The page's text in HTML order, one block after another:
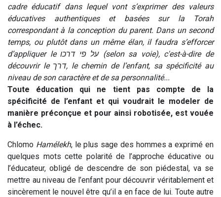
cadre éducatif dans lequel vont s’exprimer des valeurs
éducatives authentiques et basées sur la Torah
correspondant à la conception du parent. Dans un second
temps, ou plutôt dans un même élan, il faudra s’efforcer
d’appliquer le על פי דרכו (selon sa voie), c'est-à-dire de
découvrir le דרך, le chemin de l’enfant, sa spécificité au
niveau de son caractère et de sa personnalité...
Toute éducation qui ne tient pas compte de la
spécificité de l’enfant et qui voudrait le modeler de
manière préconçue et pour ainsi robotisée, est vouée
à l’échec.
Chlomo Hamélekh, le plus sage des hommes a exprimé en
quelques mots cette polarité de l’approche éducative ou
l’éducateur, obligé de descendre de son piédestal, va se
mettre au niveau de l’enfant pour découvrir véritablement et
sincèrement le nouvel être qu’il a en face de lui. Toute autre